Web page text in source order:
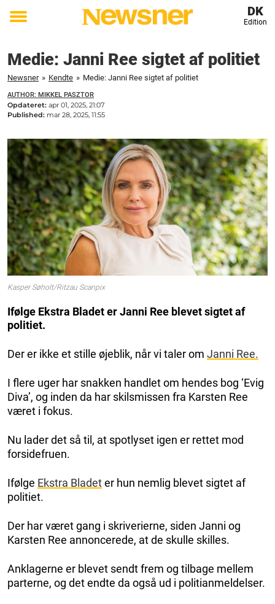
Toggle
DK
Edition
Medie: Janni Ree sigtet af politiet
Newsner » Kendte » Medie: Janni Ree sigtet af politiet
AUTHOR: MIKKEL PASZTOR
Opdateret: apr 01, 2025, 21:07
Published: mar 28, 2025, 11:55
Kasper Søholt/Ritzau Scanpix
Ifølge Ekstra Bladet er Janni Ree blevet sigtet af
politiet.
Der er ikke et stille øjeblik, når vi taler om Janni Ree.
I flere uger har snakken handlet om hendes bog ‘Evig
Diva’, og inden da har skilsmissen fra Karsten Ree
været i fokus.
Nu lader det så til, at spotlyset igen er rettet mod
forsidefruen.
Ifølge Ekstra Bladeter hun nemlig blevet sigtet af
politiet.
Der har været gang i skriverierne, siden Janni og
Karsten Ree annoncerede, at de skulle skilles.
Anklagerne er blevet sendt frem og tilbage mellem
parterne, og det endte da også ud i politianmeldelser.